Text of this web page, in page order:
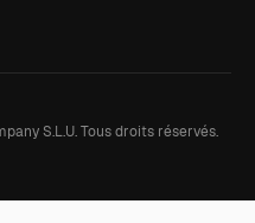
S.L.U.Tous droits réservés.